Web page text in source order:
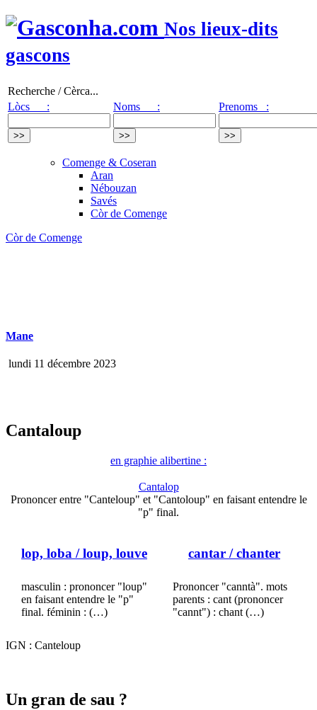
Nos lieux-dits
gascons
Recherche / Cèrca...
Lòcs :
Noms : Prenoms :
Comenge & Coseran
Aran
Nébouzan
Savés
Còr de Comenge
Còr de Comenge
Mane
lundi 11 décembre 2023
Cantaloup
en graphie alibertine :
Cantalop
Prononcer entre "Canteloup" et "Cantoloup" en faisant entendre le
"p" final.
lop, loba / loup, louve
masculin : prononcer "loup"
en faisant entendre le "p"
final. féminin : (…)
cantar / chanter
Prononcer "canntà". mots
parents : cant (prononcer
"cannt") : chant (…)
IGN : Canteloup
Un gran de sau ?